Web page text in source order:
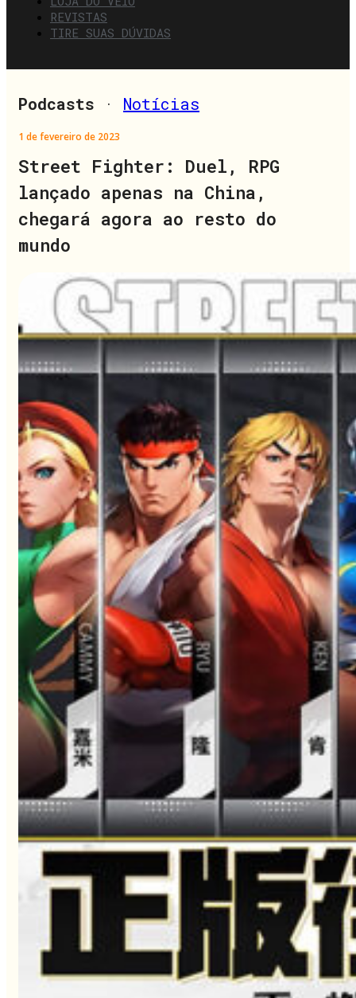
REVISTAS
TIRE SUAS DÚVIDAS
Podcasts · Notícias
1 de fevereiro de 2023
Street Fighter: Duel, RPG
lançado apenas na China,
chegará agora ao resto do
mundo